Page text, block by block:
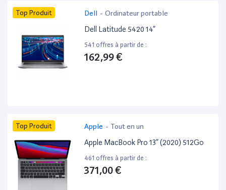
Top Produit Dell - Ordinateur portable
Dell Latitude 5420 14”
541 offres à partir de :
162,99 €
Top Produit Apple - Tout en un
Apple MacBook Pro 13” (2020) 512Go
461 offres à partir de :
371,00 €